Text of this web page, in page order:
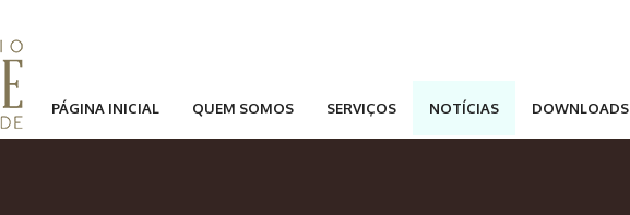
PÁGINA INICIAL QUEM SOMOS SERVIÇOS NOTÍCIAS DOWNLOADS